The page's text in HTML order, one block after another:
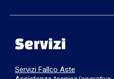
Servizi
Servizi Fallco Aste